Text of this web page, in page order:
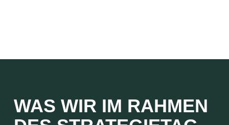
WAS WIR IM RAHMEN